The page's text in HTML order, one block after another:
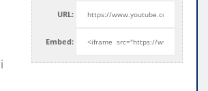
URL:
Embed: